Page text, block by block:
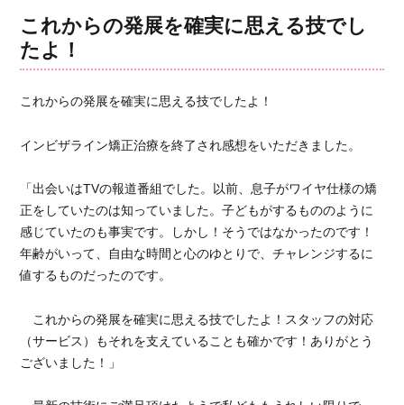
リ
ー
ザ
ラ
ン
矯
療
タ
ガ
タ
中
の
改
これからの発展を確実に思える技でし
たよ！
これからの発展を確実に思える技でしたよ！
インビザライン矯正治療を終了され感想をいただきました。
「出会いはTVの報道番組でした。以前、息子がワイヤ仕様の矯
正をしていたのは知っていました。子どもがするもののように
感じていたのも事実です。しかし！そうではなかったのです！
年齢がいって、自由な時間と心のゆとりで、チャレンジするに
値するものだったのです。
これからの発展を確実に思える技でしたよ！スタッフの対応
（サービス）もそれを支えていることも確かです！ありがとう
ございました！」